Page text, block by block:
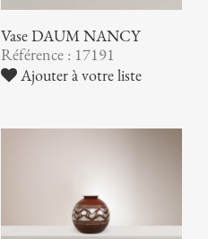
Vase DAUM NANCY
Référence : 17191
Ajouter à votre liste